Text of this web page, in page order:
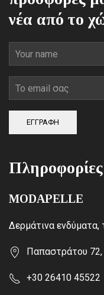
νέα από το
ΕΓΓΡΑΦΗ
Πληροφορίες
MODAPELLE
Δερμάτινα ενδύματα,
Παπαστράτου 72,
+30 26410 45522